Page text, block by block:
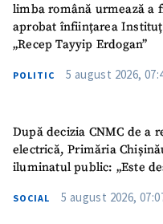
limba română urmează a
aprobat înființarea
„Recep Tayyip Erdogan”
POLITIC 5 august 2026,
După decizia CNMC de a
electrică, Primăria
iluminatul public: „Este
SOCIAL 5 august 2026,